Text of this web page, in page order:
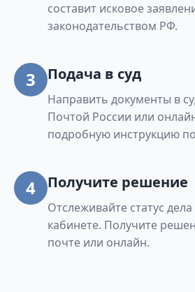
составит исковое
законодательством РФ.
3 Подача в суд
Направить документы в
Почтой России или
подробную инструкцию
4 Получите решение
Отслеживайте статус
кабинете. Получите
почте или онлайн.